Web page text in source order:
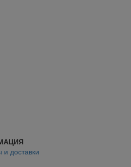
доставки